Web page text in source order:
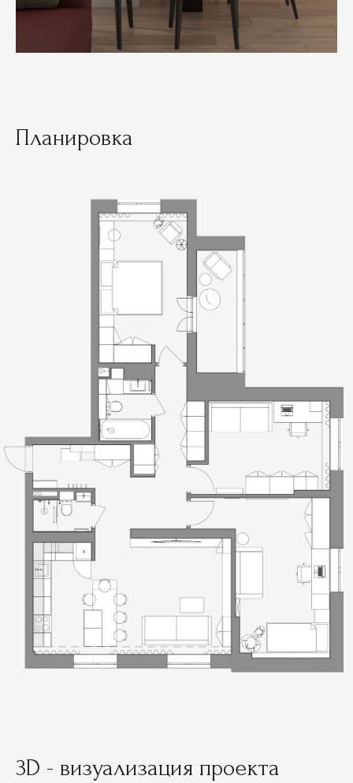
Планировка
3D - визуализация проекта